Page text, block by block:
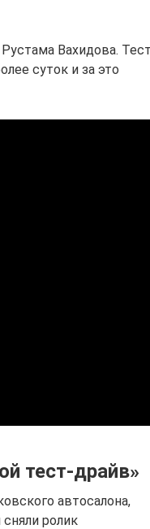
Вахидова. Тест
суток и за это
тест-драйв»
автосалона,
ролик